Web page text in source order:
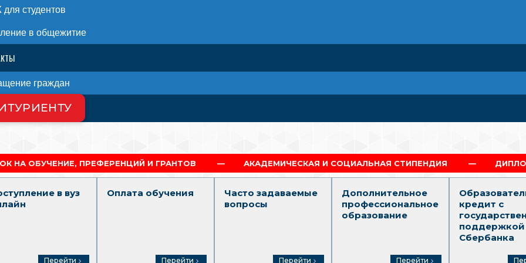
студентов
в общежитие
граждан
И ГРАНТОВ АКАДЕМИЧЕСКАЯ И СОЦИАЛЬНАЯ СТИПЕНДИЯ ДИПЛОМ Г.МОСКВА
в вуз
Перейти
Оплата обучения
Перейти
Часто задаваемые
вопросы
Перейти
Дополнительное
профессиональное
образование
Перейти
кредит с
поддержкой
Сбербанка